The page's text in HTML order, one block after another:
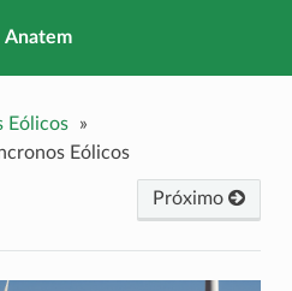
Anatem
Eólicos
»
Eólicos
Próximo